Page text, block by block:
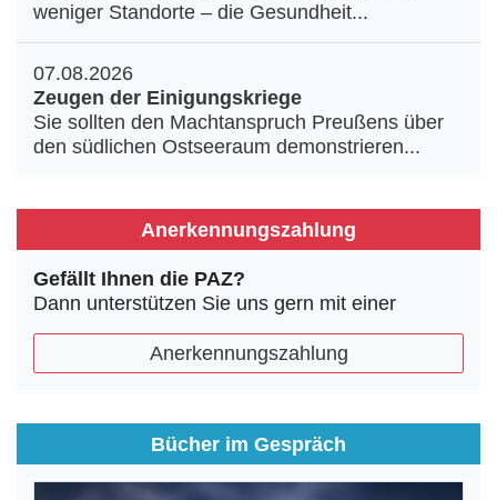
weniger Standorte – die Gesundheit...
07.08.2026
Zeugen der Einigungskriege
Sie sollten den Machtanspruch Preußens über
den südlichen Ostseeraum demonstrieren...
Anerkennungszahlung
Gefällt Ihnen die PAZ?
Dann unterstützen Sie uns gern mit einer
Anerkennungszahlung
Bücher im Gespräch